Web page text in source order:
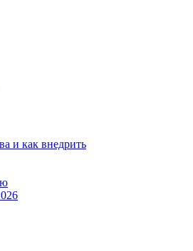
и как внедрить